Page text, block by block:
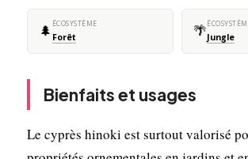
🌲 ÉCOSYSTÈME
Forêt 🌴Jungle
Bienfaits et usages
Le cyprès hinoki est surtout valorisé